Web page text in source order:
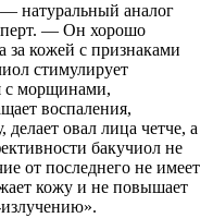
натуральный аналог
— Он хорошо
за кожей с признаками
стимулирует
с морщинами,
воспаления,
делает овал лица четче, а
бакучиол не
от последнего не имеет
кожу и не повышает